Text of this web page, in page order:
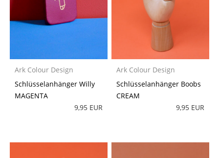
Ark Colour Design
Schlüsselanhänger Willy
MAGENTA
9,95 EUR
Ark Colour Design
Schlüsselanhänger Boobs
CREAM
9,95 EUR